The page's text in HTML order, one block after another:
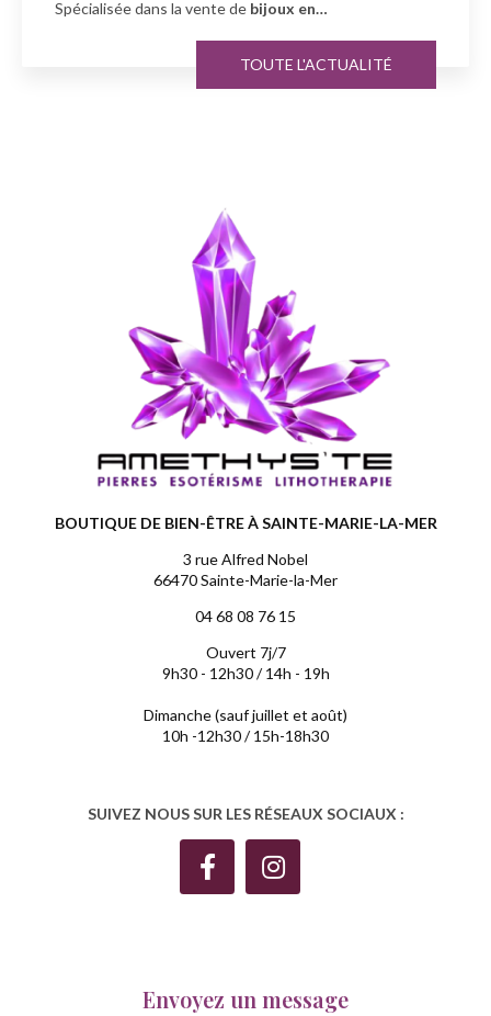
TOUTE L'ACTUALITÉ
BOUTIQUE DE BIEN-ÊTRE À SAINTE-MARIE-LA-MER
3 rue Alfred Nobel
66470 Sainte-Marie-la-Mer
04 68 08 76 15
Ouvert 7j/7
9h30 - 12h30 / 14h - 19h
Dimanche (sauf juillet et août)
10h -12h30 / 15h-18h30
SUIVEZ NOUS SUR LES RÉSEAUX SOCIAUX :
Envoyez un message